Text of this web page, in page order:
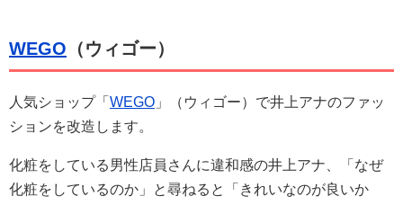
WEGO （ウィゴー）
人気ショップ「 WEGO 」（ウィゴー）で井上アナのファッ
ションを改造します。
化粧をしている男性店員さんに違和感の井上アナ、「なぜ
化粧をしているのか」と尋ねると「きれいなのが良いか